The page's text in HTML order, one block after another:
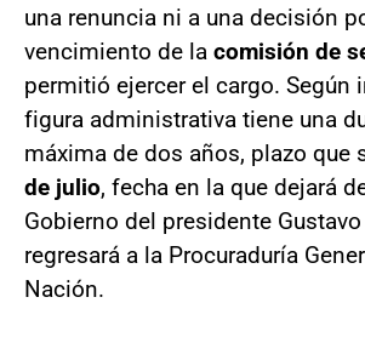
una renuncia ni a una decisión
vencimiento de la comisión de
permitió ejercer el cargo. Según
figura administrativa tiene una
máxima de dos años, plazo que
de julio, fecha en la que dejará
Gobierno del presidente
regresará a la Procuraduría
Nación.